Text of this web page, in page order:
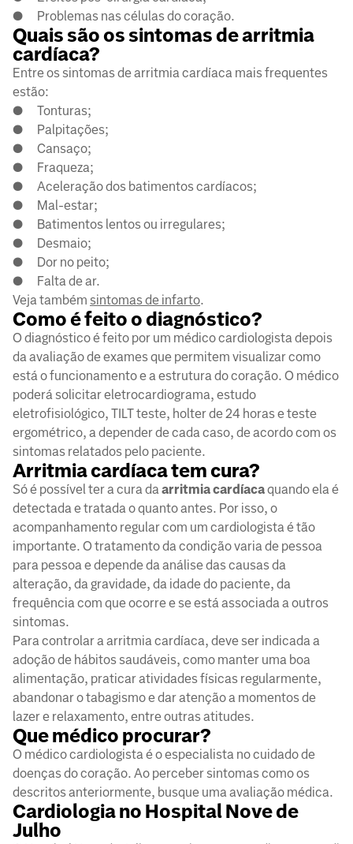
● Problemas nas células do coração.
Quais são os sintomas de arritmia
cardíaca?
Entre os sintomas de arritmia cardíaca mais frequentes
estão:
● Tonturas;
● Palpitações;
● Cansaço;
● Fraqueza;
● Aceleração dos batimentos cardíacos;
● Mal-estar;
● Batimentos lentos ou irregulares;
● Desmaio;
● Dor no peito;
● Falta de ar.
Veja também sintomas de infarto.
Como é feito o diagnóstico?
O diagnóstico é feito por um médico cardiologista depois
da avaliação de exames que permitem visualizar como
está o funcionamento e a estrutura do coração. O médico
poderá solicitar eletrocardiograma, estudo
eletrofisiológico, TILT teste, holter de 24 horas e teste
ergométrico, a depender de cada caso, de acordo com os
sintomas relatados pelo paciente.
Arritmia cardíaca tem cura?
Só é possível ter a cura da arritmia cardíacaquando ela é
detectada e tratada o quanto antes. Por isso, o
acompanhamento regular com um cardiologista é tão
importante. O tratamento da condição varia de pessoa
para pessoa e depende da análise das causas da
alteração, da gravidade, da idade do paciente, da
frequência com que ocorre e se está associada a outros
sintomas.
Para controlar a arritmia cardíaca, deve ser indicada a
adoção de hábitos saudáveis, como manter uma boa
alimentação, praticar atividades físicas regularmente,
abandonar o tabagismo e dar atenção a momentos de
lazer e relaxamento, entre outras atitudes.
Que médico procurar?
O médico cardiologista é o especialista no cuidado de
doenças do coração. Ao perceber sintomas como os
descritos anteriormente, busque uma avaliação médica.
Cardiologia no Hospital Nove de
Julho